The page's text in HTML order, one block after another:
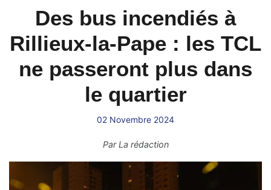
Des bus incendiés à
Rillieux-la-Pape : les TCL
ne passeront plus dans
le quartier
02 Novembre 2024
ParLa rédaction